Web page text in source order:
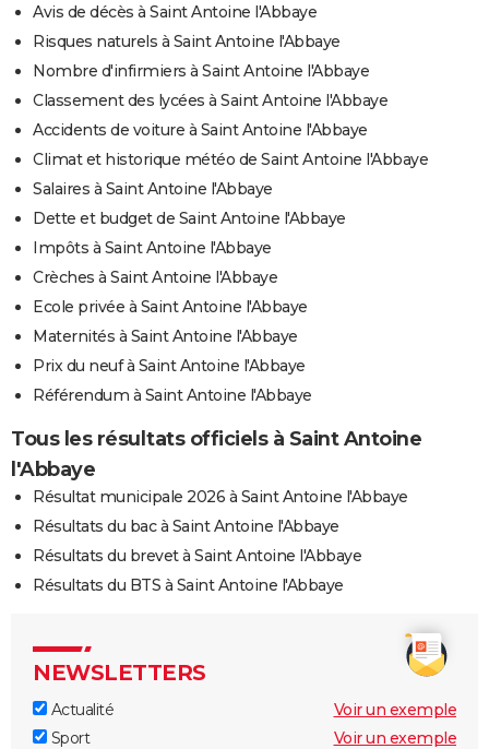
Avis de décès à Saint Antoine l'Abbaye
Risques naturels à Saint Antoine l'Abbaye
Nombre d'infirmiers à Saint Antoine l'Abbaye
Classement des lycées à Saint Antoine l'Abbaye
Accidents de voiture à Saint Antoine l'Abbaye
Climat et historique météo de Saint Antoine l'Abbaye
Salaires à Saint Antoine l'Abbaye
Dette et budget de Saint Antoine l'Abbaye
Impôts à Saint Antoine l'Abbaye
Crèches à Saint Antoine l'Abbaye
Ecole privée à Saint Antoine l'Abbaye
Maternités à Saint Antoine l'Abbaye
Prix du neuf à Saint Antoine l'Abbaye
Référendum à Saint Antoine l'Abbaye
Tous les résultats officiels à Saint Antoine
l'Abbaye
Résultat municipale 2026 à Saint Antoine l'Abbaye
Résultats du bac à Saint Antoine l'Abbaye
Résultats du brevet à Saint Antoine l'Abbaye
Résultats du BTS à Saint Antoine l'Abbaye
NEWSLETTERS
Actualité
Voir un exemple
Sport
Voir un exemple